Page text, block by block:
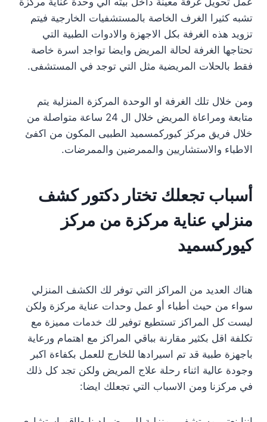
تشبه كثيرا الغرف الخاصة بالمستشفيات الخارجية فيتم
تزويد هذه الغرفة بكل الاجهزة والادوات الطبية التي
تحتاجها الغرفة لحالة المريض وايضا تواجد اسرة خاصة
فقط بالحلات المريضية مثل التي توجد في المستشفى.
ومن خلال تلك الغرفة او الوحدة المركزة المنزلية يتم
متابعة ومراعاة المريض خلال ال 24 ساعة متواصلة من
خلال فريق مركز كيوركمسميد الطبيى المكون من اكفئ
الاطباء والاستشاريين والممرضين والممرضات.
أسباب تجعلك تختار دكتور كشف
منزلي عناية مركزة من مركز
كيوركسميد
هناك العديد من المراكز التي توفر لك الكشف المنزلي
سواء من حيث أطباء أو عمل وحدات عناية مركزة ولكن
ليست كل المراكز تستطيع توفير لك خدمات مميزة مع
تكلفة اقل بكثير مقارنة بباقي المراكز مع اهتمام ورعاية
باجهزة طبية قد تم اسيرادها للخارج للعمل بكفاءة اكبر
وجودة عالية اثناء رحلة علاج المريض ولكن تجد كل ذلك
في مركزنا ومن الاسباب التي تجعلك ايضا: